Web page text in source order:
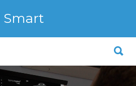
Smart
de los que saben